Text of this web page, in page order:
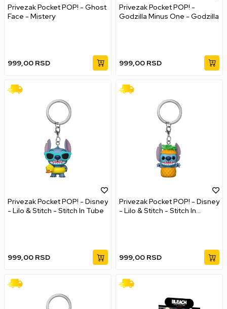
Privezak Pocket POP! - Ghost
Face - Mistery
999,00 RSD
Privezak Pocket POP! -
Godzilla Minus One - Godzilla
999,00 RSD
Privezak Pocket POP! - Disney
- Lilo & Stitch - Stitch In Tube
999,00 RSD
Privezak Pocket POP! - Disney
- Lilo & Stitch - Stitch In
999,00 RSD